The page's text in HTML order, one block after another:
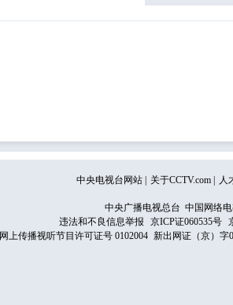
中央电视台网站 关于CCTV.com 人
中央广播电视总台 中国网络
违法和不良信息举报
京ICP证060535号
网上传播视听节目许可证号 0102004 新出网证（京）